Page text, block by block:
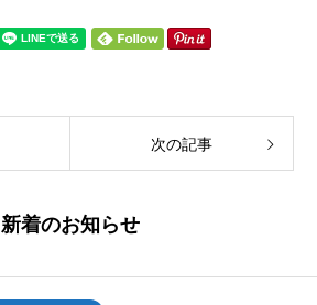
次の記事
新着のお知らせ